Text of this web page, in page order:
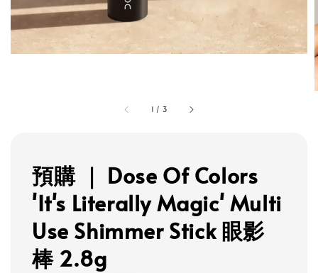
1 / 3
預購 ｜ Dose Of Colors
'It's Literally Magic' Multi
Use Shimmer Stick 眼影
棒 2.8g